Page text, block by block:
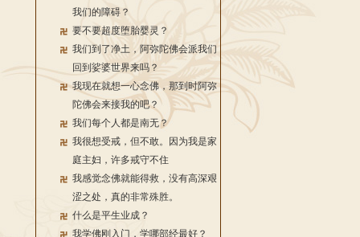
我们的障碍？
要不要超度堕胎婴灵？
我们到了净土，阿弥陀佛会派我们
回到娑婆世界来吗？
我现在就想一心念佛，那到时阿弥
陀佛会来接我的吧？
我们每个人都是南无？
我很想受戒，但不敢。因为我是家
庭主妇，许多戒守不住
我感觉念佛就能得救，没有高深艰
涩之处，真的非常殊胜。
什么是平生业成？
我学佛刚入门，学哪部经最好？